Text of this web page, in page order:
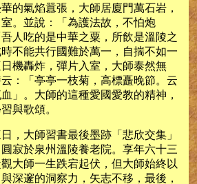
的氣焰囂張，大師居廈門萬石岩，
。並說：「為護法故，不怕炮
人吃的是中華之粟，所飲是溫陵之
不能共行國難於萬一，自揣不如一
機轟炸，彈片入室，大師泰然無
：「亭亭一枝菊，高標矗晚節。云
」。大師的這種愛國愛教的精神，
與歌頌。
，大師習書最後墨跡「悲欣交集」
寂於泉州溫陵養老院。享年六十三
大師一生跌宕起伏，但大師始終以
深邃的洞察力，矢志不移，最後，